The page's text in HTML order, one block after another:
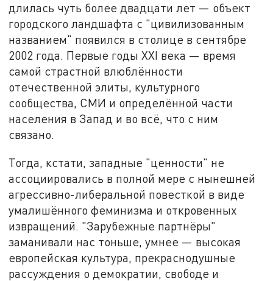
длилась чуть более двадцати лет — объект
городского ландшафта с "цивилизованным
названием" появился в столице в сентябре
2002 года. Первые годы XXI века — время
самой страстной влюблённости
отечественной элиты, культурного
сообщества, СМИ и определённой части
населения в Запад и во всё, что с ним
связано.
Тогда, кстати, западные "ценности" не
ассоциировались в полной мере с нынешней
агрессивно-либеральной повесткой в виде
умалишённого феминизма и откровенных
извращений. "Зарубежные партнёры"
заманивали нас тоньше, умнее — высокая
европейская культура, прекраснодушные
рассуждения о демократии, свободе и